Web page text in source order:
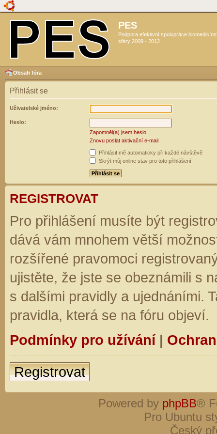
PES
Podpora efektivní spolupráce
sféry 2009 - 2012
Obsah fóra
Přihlásit se
Uživatelské jméno:
Heslo:
Zapomněl(a) jsem heslo
Znovu poslat aktivační e-mail
Přihlásit mě automaticky při každé návštěvě
Skrýt můj online stav pro toto přihlášení
REGISTROVAT
Pro přihlášení musíte být
dává vám mnohem větší
rozšířené pravomoci
ujistěte, že jste se obeznámili s
s dalšími pravidly a ujednáními.
pravidla, která se na fóru objeví.
Podmínky pro užívání|
Registrovat
Powered by phpBB®
Pro Ubuntu
Český